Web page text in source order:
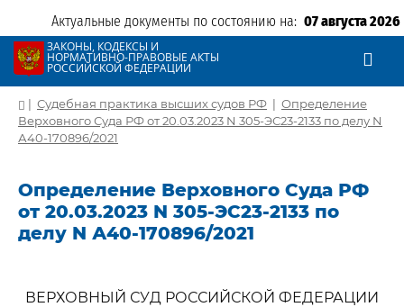
Актуальные документы по состоянию на: 07 августа 2026
ЗАКОНЫ, КОДЕКСЫ И
НОРМАТИВНО-ПРАВОВЫЕ АКТЫ
РОССИЙСКОЙ ФЕДЕРАЦИИ
| Судебная практика высших судов РФ | Определение
Верховного Суда РФ от 20.03.2023 N 305-ЭС23-2133 по делу N
А40-170896/2021
Определение Верховного Суда РФ
от 20.03.2023 N 305-ЭС23-2133 по
делу N А40-170896/2021
ВЕРХОВНЫЙ СУД РОССИЙСКОЙ ФЕДЕРАЦИИ